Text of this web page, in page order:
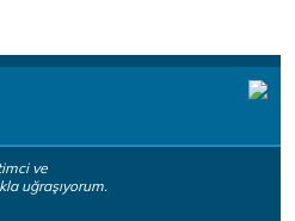
ve
uğraşıyorum.